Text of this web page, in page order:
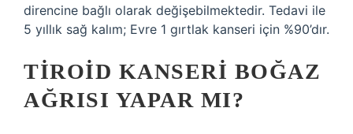
direncine bağlı olarak değişebilmektedir. Tedavi ile
5 yıllık sağ kalım; Evre 1 gırtlak kanseri için %90’dır.
TIROID KANSERI BOĞAZ
AĞRISI YAPAR MI?